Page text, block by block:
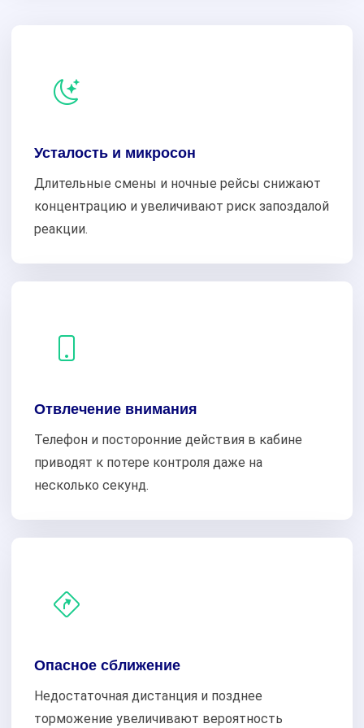
Усталость и микросон
Длительные смены и ночные рейсы снижают
концентрацию и увеличивают риск запоздалой
реакции.
Отвлечение внимания
Телефон и посторонние действия в кабине
приводят к потере контроля даже на
несколько секунд.
Опасное сближение
Недостаточная дистанция и позднее
торможение увеличивают вероятность